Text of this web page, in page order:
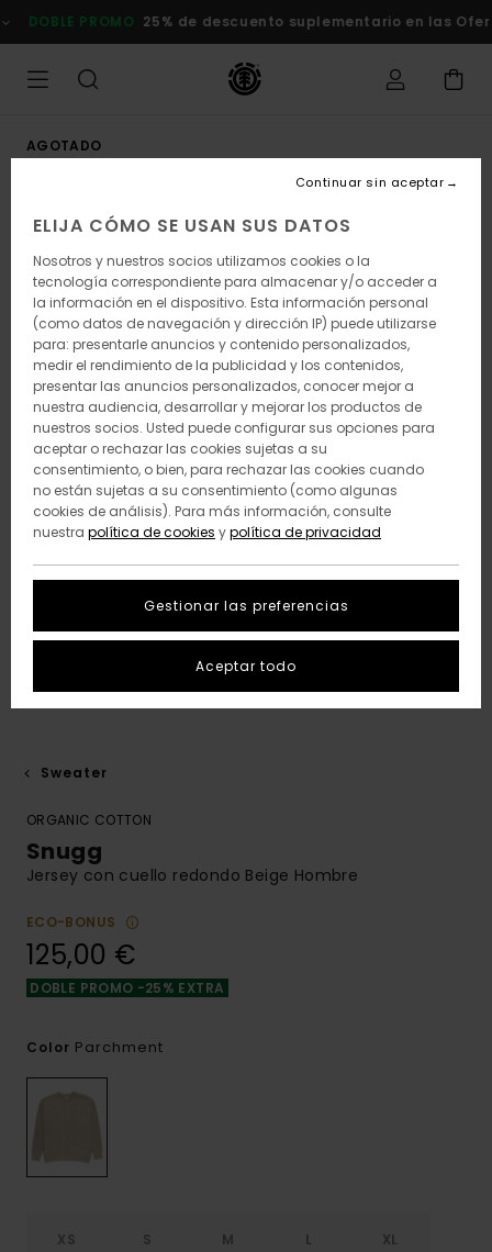
a
la
DOBLE PROMO 25% de descuento suplementario en las Ofertas
AGOTADO
Sweater
ORGANIC COTTON
Snugg
Jersey con cuello redondo Beige Hombre
ECO-BONUS
125,00 €
DOBLE PROMO -25% EXTRA
Color Parchment
XS S M L XL
ELIJA CÓMO SE USAN SUS DATOS
Nosotros y nuestros socios utilizamos cookies o la
tecnología correspondiente para almacenar y/o acceder a
la información en el dispositivo. Esta información personal
(como datos de navegación y dirección IP) puede utilizarse
para: presentarle anuncios y contenido personalizados,
medir el rendimiento de la publicidad y los contenidos,
presentar las anuncios personalizados, conocer mejor a
nuestra audiencia, desarrollar y mejorar los productos de
nuestros socios. Usted puede configurar sus opciones para
aceptar o rechazar las cookies sujetas a su
consentimiento, o bien, para rechazar las cookies cuando
no están sujetas a su consentimiento (como algunas
cookies de análisis). Para más información, consulte
nuestra política de cookies ypolítica de privacidad
Gestionar las preferencias
Continuar sin aceptar
Aceptar todo